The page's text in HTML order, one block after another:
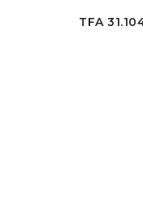
TFA